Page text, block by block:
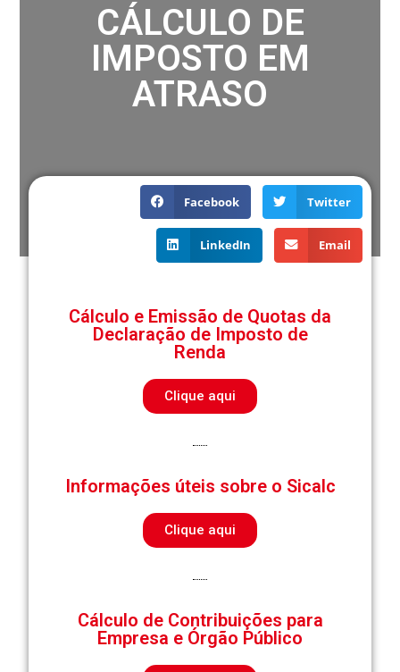
CÁLCULO DE
IMPOSTO EM
ATRASO
Facebook Twitter
LinkedIn Email
Cálculo e Emissão de Quotas da
Declaração de Imposto de
Renda
Clique aqui
Informações úteis sobre o Sicalc
Clique aqui
Cálculo de Contribuições para
Empresa e Órgão Público